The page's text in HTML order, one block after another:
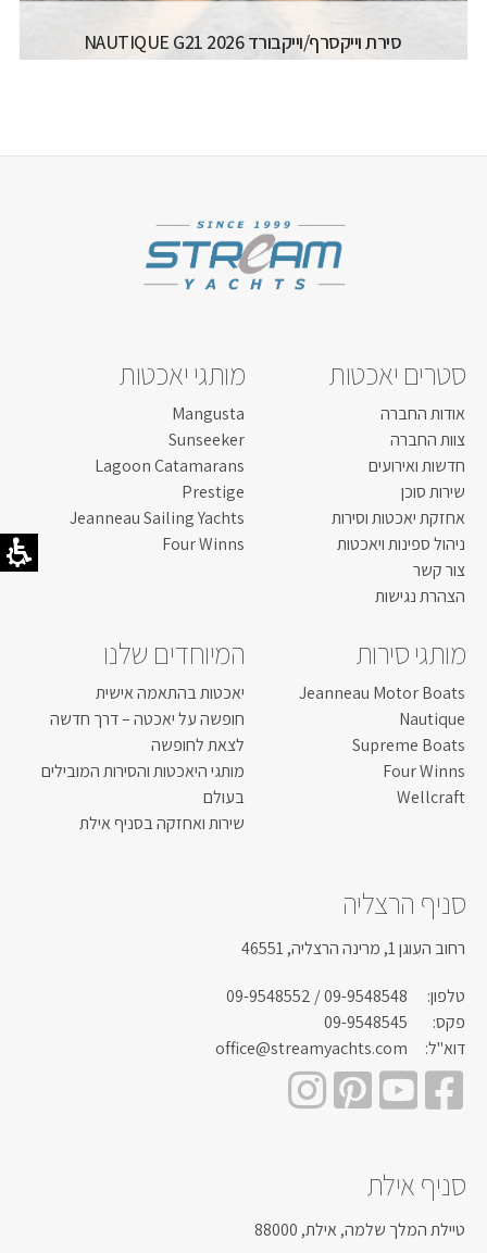
סירת וייקסרף/וייקבורד 2026 NAUTIQUE G21
2.59M
PCM 450-630 HP
קרא עוד...
סטרים יאכטות
אודות החברה
צוות החברה
חדשות ואירועים
שירות סוכן
אחזקת יאכטות וסירות
ניהול ספינות ויאכטות
צור קשר
הצהרת נגישות
מותגי יאכטות
Mangusta
Sunseeker
Lagoon Catamarans
Prestige
Jeanneau Sailing Yachts
Four Winns
מותגי סירות
Jeanneau Motor Boats
Nautique
Supreme Boats
Four Winns
Wellcraft
המיוחדים שלנו
יאכטות בהתאמה אישית
חופשה על יאכטה – דרך חדשה
לצאת לחופשה
מותגי היאכטות והסירות המובילים
בעולם
שירות ואחזקה בסניף אילת
סניף הרצליה
רחוב העוגן 1, מרינה הרצליה, 46551
טלפון: 09-9548548
/ 09-9548552
פקס:
09-9548545
דוא"ל:
office@streamyachts.com
סניף אילת
טיילת המלך שלמה, אילת, 88000